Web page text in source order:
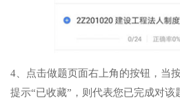
4、点击做题页面右上角的按钮，当
提示“已收藏”，则代表您已完成对该